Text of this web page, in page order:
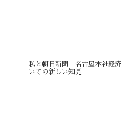
私と朝日新聞 名古屋本社経
いての新しい知見